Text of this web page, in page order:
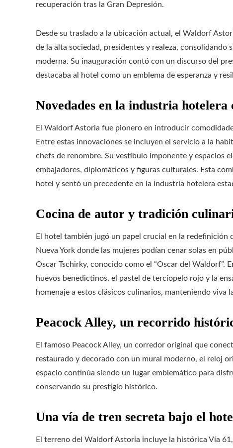
recuperación tras la Gran Depresión.
Desde su traslado a la ubicación actual, el Waldorf
de la alta sociedad, presidentes y realeza,
moderna. Su inauguración contó con un discurso del
destacaba al hotel como un emblema de esperanza y
Novedades en la industria hotelera
El Waldorf Astoria fue pionero en introducir
Entre estas innovaciones se incluyen el servicio a la
chefs de renombre. Su vestíbulo imponente y espacios
embajadores, diplomáticos y figuras culturales. Esta
hotel y sentó un precedente en la industria hotelera
Cocina de autor y tradición
El hotel también jugó un papel crucial en la redefinición
Nueva York donde las mujeres podían cenar solas en
Oscar Tschirky, conocido como el “Oscar del Waldorf”.
huevos benedictinos, el pastel de terciopelo rojo y la
homenaje a estos clásicos culinarios, manteniendo viva
Peacock Alley, un recorrido
El famoso Peacock Alley, un corredor original que
restaurado y decorado con un mural moderno, el reloj
espacio continúa siendo un lugar emblemático para
conservando su prestigio histórico.
Una vía de tren secreta bajo el
El terreno del Waldorf Astoria incluye la histórica Vía